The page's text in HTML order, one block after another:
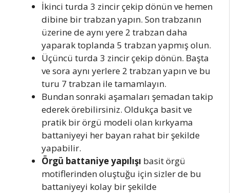
İkinci turda 3 zincir çekip dönün ve hemen
dibine bir trabzan yapın. Son trabzanın
üzerine de aynı yere 2 trabzan daha
yaparak toplanda 5 trabzan yapmış olun.
Üçüncü turda 3 zincir çekip dönün. Başta
ve sora aynı yerlere 2 trabzan yapın ve bu
turu 7 trabzan ile tamamlayın.
Bundan sonraki aşamaları şemadan takip
ederek örebilirsiniz. Oldukça basit ve
pratik bir örgü modeli olan kırkyama
battaniyeyi her bayan rahat bir şekilde
yapabilir.
Örgü battaniye yapılışı basit örgü
motiflerinden oluştuğu için sizler de bu
battaniyeyi kolay bir şekilde